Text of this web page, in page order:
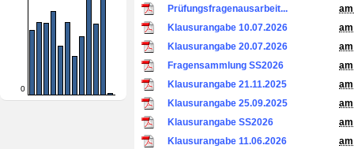
0
Prüfungsfragenausarbeit...
Klausurangabe 10.07.2026
Klausurangabe 20.07.2026
Fragensammlung SS2026
Klausurangabe 21.11.2025
Klausurangabe 25.09.2025
Klausurangabe SS2026
Klausurangabe 11.06.2026